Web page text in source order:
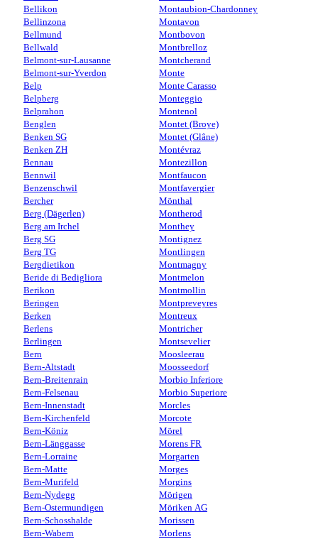
Bellikon
Bellinzona
Bellmund
Bellwald
Belmont-sur-Lausanne
Belmont-sur-Yverdon
Belp
Belpberg
Belprahon
Benglen
Benken SG
Benken ZH
Bennau
Bennwil
Benzenschwil
Bercher
Berg (Dägerlen)
Berg am Irchel
Berg SG
Berg TG
Bergdietikon
Beride di Bedigliora
Berikon
Beringen
Berken
Berlens
Berlingen
Bern
Bern-Altstadt
Bern-Breitenrain
Bern-Felsenau
Bern-Innenstadt
Bern-Kirchenfeld
Bern-Köniz
Bern-Länggasse
Bern-Lorraine
Bern-Matte
Bern-Murifeld
Bern-Nydegg
Bern-Ostermundigen
Bern-Schosshalde
Bern-Wabern
Montaubion-Chardonney
Montavon
Montbovon
Montbrelloz
Montcherand
Monte
Monte Carasso
Monteggio
Montenol
Montet (Broye)
Montet (Glâne)
Montévraz
Montezillon
Montfaucon
Montfavergier
Mönthal
Montherod
Monthey
Montignez
Montlingen
Montmagny
Montmelon
Montmollin
Montpreveyres
Montreux
Montricher
Montsevelier
Moosleerau
Moosseedorf
Morbio Inferiore
Morbio Superiore
Morcles
Morcote
Mörel
Morens FR
Morgarten
Morges
Morgins
Mörigen
Möriken AG
Morissen
Morlens